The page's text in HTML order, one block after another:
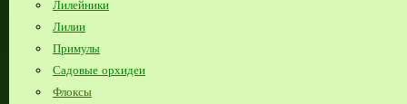
Лилейники
Лилии
Примулы
Садовые орхидеи
Флоксы